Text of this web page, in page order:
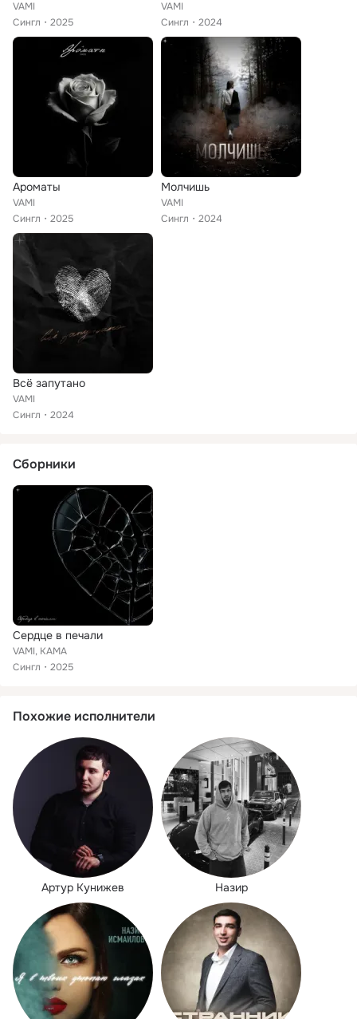
VAMI
Сингл
2025
VAMI
Сингл
2024
Ароматы
VAMI
Сингл
2025
Молчишь
VAMI
Сингл
2024
Всё запутано
VAMI
Сингл
2024
Сборники
Сердце в печали
VAMI, КАМА
Сингл
2025
Похожие исполнители
Артур Кунижев Назир